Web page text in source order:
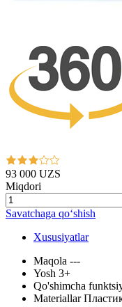
93 000 UZS
Miqdori
Savatchaga qo‘shish
Xususiyatlar
Maqola ---
Yosh 3+
Qo'shimcha
Materiallar